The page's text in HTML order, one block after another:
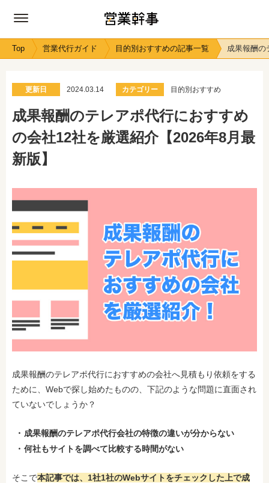
Top 営業代行ガイド 目的別おすすめの記事一覧 成果報酬の
更新日 2024.03.14 カテゴリー 目的別おすすめ
成果報酬のテレアポ代行におすすめ
の会社12社を厳選紹介【2026年8月最
新版】
成果報酬のテレアポ代行におすすめの会社へ見積もり依頼をする
ために、Webで探し始めたものの、下記のような問題に直面され
ていないでしょうか？
成果報酬のテレアポ代行会社の特徴の違いが分からない
何社もサイトを調べて比較する時間がない
そこで本記事では、1社1社のWebサイトをチェックした上で成